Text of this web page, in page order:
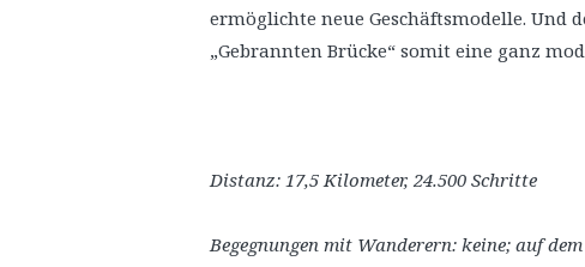
ermöglichte neue Geschäftsmodelle. Und
„Gebrannten Brücke“ somit eine ganz
Distanz: 17,5 Kilometer, 24.500 Schritte
Begegnungen mit Wanderern: keine; auf